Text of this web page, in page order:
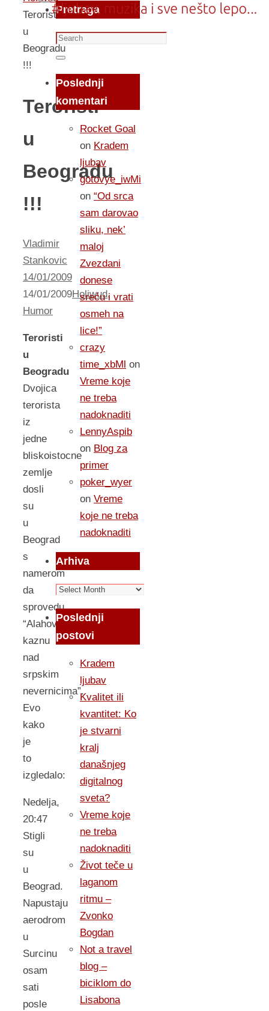
Teroristi
u
Beogradu
!!!
Teroristi
u
Beogradu
!!!
Vladimir
Stankovic
14/01/2009
14/01/2009Holiwud,
Humor
Teroristi
u
Beogradu
Dvojica
terorista
iz
jedne
bliskoistocne
zemlje
dosli
su
u
Beograd
s
namerom
da
sprovedu
“Alahovu
kaznu
nad
srpskim
nevernicima”.
Evo
kako
je
to
izgledalo:
Nedelja,
20:47
Stigli
su
u
Beograd.
Napustaju
aerodrom
u
Surcinu
osam
sati
posle
Pretraga
Search
for:
Search
Poslednji
komentari
Rocket Goal
on Kradem
ljubav
gotovye_iwMi
on “Od srca
sam darovao
sliku, nek’
maloj
Zvezdani
donese
sreću i vrati
osmeh na
lice!”
crazy
time_xbMl on
Vreme koje
ne treba
nadoknaditi
LennyAspib
on Blog za
primer
poker_wyer
on Vreme
koje ne treba
nadoknaditi
Arhiva
Arhiva
Poslednji
postovi
Kradem
ljubav
Kvalitet ili
kvantitet: Ko
je stvarni
kralj
današnjeg
digitalnog
sveta?
Vreme koje
ne treba
nadoknaditi
Život teče u
laganom
ritmu –
Zvonko
Bogdan
Not a travel
blog –
biciklom do
Lisabona